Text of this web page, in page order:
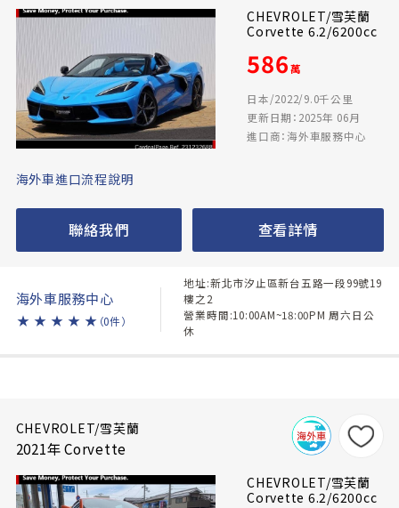
CHEVROLET/雪芙蘭
Corvette 6.2/6200cc
586萬
日本/2022/9.0千公里
更新日期：2025年 06月
進口商：海外車服務中心
海外車進口流程說明
聯絡我們 查看詳情
海外車服務中心
★ ★ ★ ★ ★ （0件）
地址:新北市汐止區新台五路一段99號19
樓之2
營業時間:10:00AM~18:00PM 周六日公
休
CHEVROLET/雪芙蘭
2021年 Corvette
CHEVROLET/雪芙蘭
Corvette 6.2/6200cc